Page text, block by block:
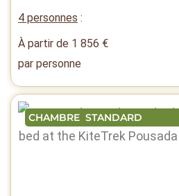
4 personnes :
À partir de 1 856 €
par personne
CHAMBRE STANDARD